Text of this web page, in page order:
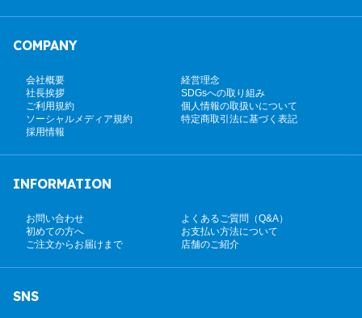
COMPANY
会社概要
経営理念
社長挨拶
SDGsへの取り組み
ご利用規約
個人情報の取扱いについて
ソーシャルメディア規約
特定商取引法に基づく表記
採用情報
INFORMATION
お問い合わせ
よくあるご質問（Q&A）
初めての方へ
お支払い方法について
ご注文からお届けまで
店舗のご紹介
SNS